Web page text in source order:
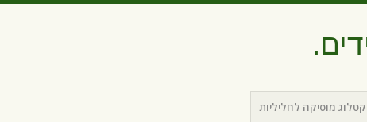
קטלוג מוסיקה לחליליות